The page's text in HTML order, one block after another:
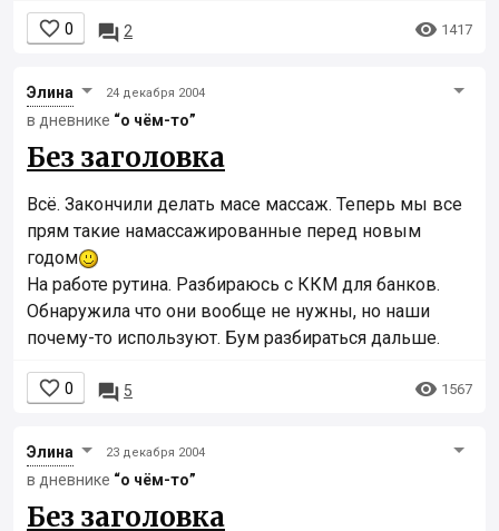
 0  2  1417
Элинa 24 декабря 2004
в дневнике “о чём-то”
Без заголовка
Всё. Закончили делать масе массаж. Теперь мы все
прям такие намассажированные перед новым
годом
На работе рутина. Разбираюсь с ККМ для банков.
Обнаружила что они вообще не нужны, но наши
почему-то используют. Бум разбираться дальше.
 0  5  1567
Элинa 23 декабря 2004
в дневнике “о чём-то”
Без заголовка